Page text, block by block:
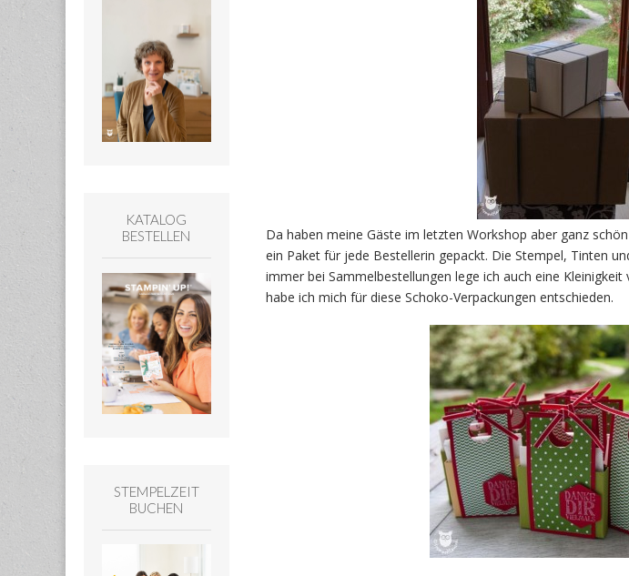
Da haben meine Gäste im letzten Workshop aber ganz
ein Paket für jede Bestellerin gepackt. Die Stempel, Tinten
immer bei Sammelbestellungen lege ich auch eine
habe ich mich für diese Schoko-Verpackungen entschieden.
KATALOG
BESTELLEN
STEMPELZEIT
BUCHEN